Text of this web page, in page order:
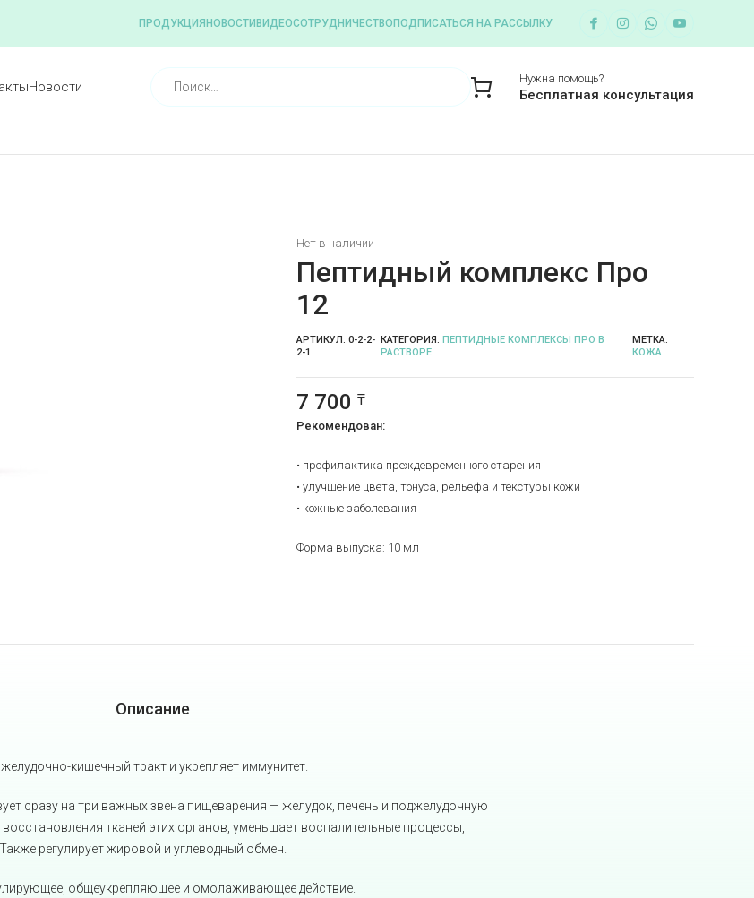
ПРОДУКЦИЯ НОВОСТИ ВИДЕОСОТРУДНИЧЕСТВО ПОДПИСАТЬСЯ НА РАССЫЛКУ
Новости
Нужна помощь?
Бесплатная консультация
Пептидный комплекс Про
12
7 700 ₸
Рекомендован:
• профилактика преждевременного старения
• улучшение цвета, тонуса, рельефа и текстуры кожи
• кожные заболевания
Форма выпуска: 10 мл
Нет в наличии
АРТИКУЛ: 0-2-2-
2-1
КАТЕГОРИЯ:ПЕПТИДНЫЕ КОМПЛЕКСЫ ПРО В
РАСТВОРЕ
МЕТКА:
КОЖА
Описание
кишечный тракт и укрепляет иммунитет.
сразу на три важных звена пищеварения — желудок, печень и поджелудочную
тканей этих органов, уменьшает воспалительные процессы,
регулирует жировой и углеводный обмен.
общеукрепляющее и омолаживающее действие.